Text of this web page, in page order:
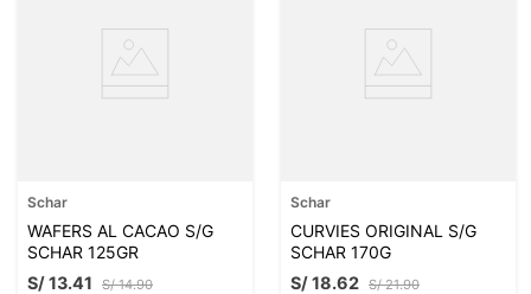
Schar
WAFERS AL CACAO S/G
SCHAR 125GR
S/ 14.90
S/13.41
Schar
CURVIES ORIGINAL S/G
SCHAR 170G
S/ 21.90
S/18.62